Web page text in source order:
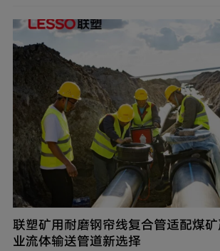
质保障家庭用气流畅稳定，为住户营造
联塑矿用耐磨钢帘线复合管适配煤
业流体输送管道新选择